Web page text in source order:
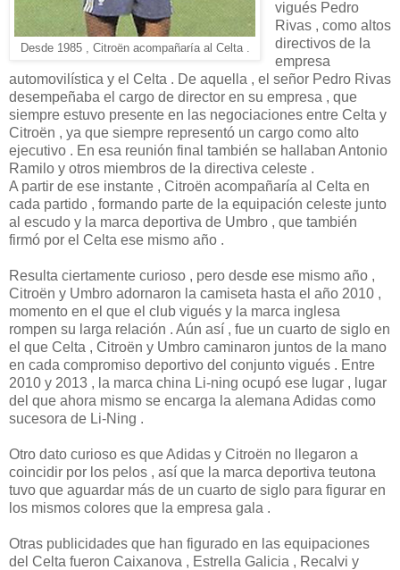
Desde 1985 , Citroën acompañaría al Celta .
vigués Pedro
Rivas , como altos
directivos de la
empresa
automovilística y el Celta . De aquella , el señor Pedro Rivas
desempeñaba el cargo de director en su empresa , que
siempre estuvo presente en las negociaciones entre Celta y
Citroën , ya que siempre representó un cargo como alto
ejecutivo . En esa reunión final también se hallaban Antonio
Ramilo y otros miembros de la directiva celeste .
A partir de ese instante , Citroën acompañaría al Celta en
cada partido , formando parte de la equipación celeste junto
al escudo y la marca deportiva de Umbro , que también
firmó por el Celta ese mismo año .
Resulta ciertamente curioso , pero desde ese mismo año ,
Citroën y Umbro adornaron la camiseta hasta el año 2010 ,
momento en el que el club vigués y la marca inglesa
rompen su larga relación . Aún así , fue un cuarto de siglo en
el que Celta , Citroën y Umbro caminaron juntos de la mano
en cada compromiso deportivo del conjunto vigués . Entre
2010 y 2013 , la marca china Li-ning ocupó ese lugar , lugar
del que ahora mismo se encarga la alemana Adidas como
sucesora de Li-Ning .
Otro dato curioso es que Adidas y Citroën no llegaron a
coincidir por los pelos , así que la marca deportiva teutona
tuvo que aguardar más de un cuarto de siglo para figurar en
los mismos colores que la empresa gala .
Otras publicidades que han figurado en las equipaciones
del Celta fueron Caixanova , Estrella Galicia , Recalvi y